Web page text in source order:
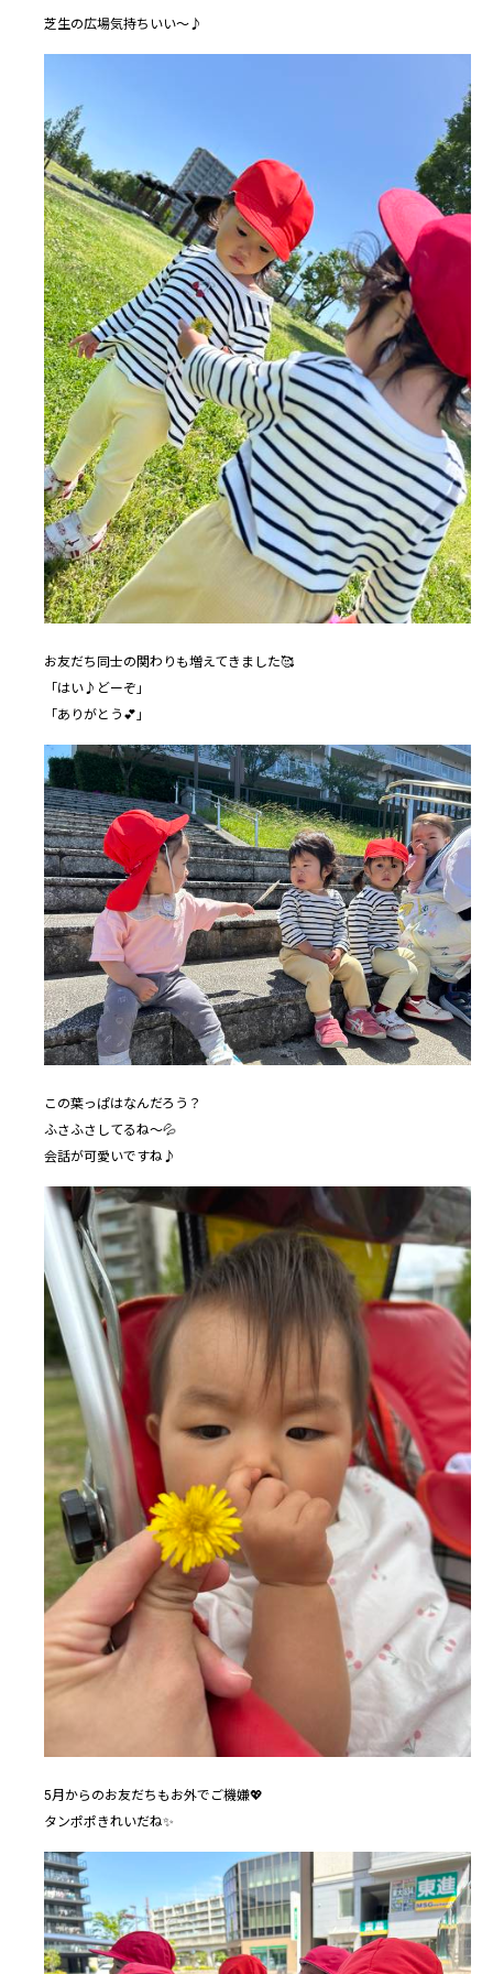
芝生の広場気持ちいい～♪
お友だち同士の関わりも増えてきました🥰
「はい♪どーぞ」
「ありがとう💕」
この葉っぱはなんだろう？
ふさふさしてるね～💦
会話が可愛いですね♪
5月からのお友だちもお外でご機嫌💖
タンポポきれいだね✨